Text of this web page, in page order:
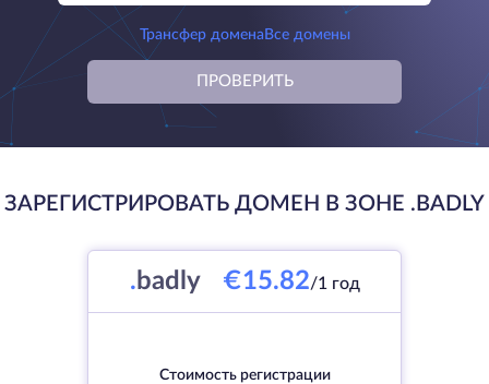
Трансфер домена Все домены
ПРОВЕРИТЬ
ЗАРЕГИСТРИРОВАТЬ ДОМЕН В ЗОНЕ .BADLY
. badly €15.82/1 год
Стоимость регистрации